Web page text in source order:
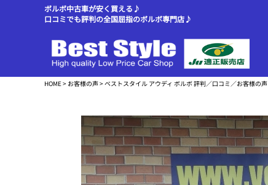
ボルボ中古車が安く買える♪
口コミでも評判の全国屈指のボルボ専門店♪
HOME> お客様の声> ベストスタイル アウディ ボルボ 評判／口コミ／お客様の声